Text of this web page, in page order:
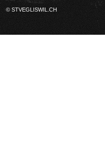
© STVEGLISWIL.CH